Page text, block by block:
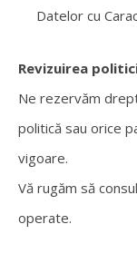
Datelor cu
Revizuirea
Ne rezervăm
politică sau orice
vigoare.
Vă rugăm să
operate.